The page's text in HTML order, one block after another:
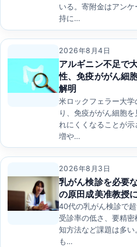
いる。寄附金はアン
持に…
2026年8月4日
アルギニン不足で
性、免疫ががん細
解明
米ロックフェラー大学
り、免疫ががん細胞
れにくくなることが
増や…
2026年8月3日
乳がん検診を必要
の原田成美准教授
40代の乳がん検診で
受診率の低さ、要精
知方法など課題は多い
も…